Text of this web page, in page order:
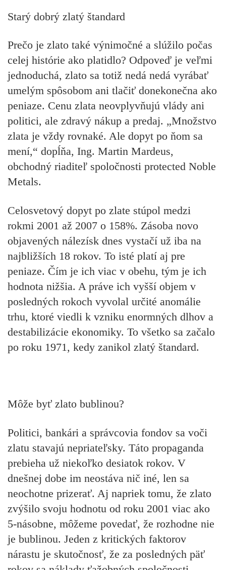
Starý dobrý zlatý štandard
Prečo je zlato také výnimočné a slúžilo počas
celej histórie ako platidlo? Odpoveď je veľmi
jednoduchá, zlato sa totiž nedá nedá vyrábať
umelým spôsobom ani tlačiť donekonečna ako
peniaze. Cenu zlata neovplyvňujú vlády ani
politici, ale zdravý nákup a predaj. „Množstvo
zlata je vždy rovnaké. Ale dopyt po ňom sa
mení,“ dopĺňa, Ing. Martin Mardeus,
obchodný riaditeľ spoločnosti protected Noble
Metals.
Celosvetový dopyt po zlate stúpol medzi
rokmi 2001 až 2007 o 158%. Zásoba novo
objavených nálezísk dnes vystačí už iba na
najbližších 18 rokov. To isté platí aj pre
peniaze. Čím je ich viac v obehu, tým je ich
hodnota nižšia. A práve ich vyšší objem v
posledných rokoch vyvolal určité anomálie
trhu, ktoré viedli k vzniku enormných dlhov a
destabilizácie ekonomiky. To všetko sa začalo
po roku 1971, kedy zanikol zlatý štandard.
Môže byť zlato bublinou?
Politici, bankári a správcovia fondov sa voči
zlatu stavajú nepriateľsky. Táto propaganda
prebieha už niekoľko desiatok rokov. V
dnešnej dobe im neostáva nič iné, len sa
neochotne prizerať. Aj napriek tomu, že zlato
zvýšilo svoju hodnotu od roku 2001 viac ako
5-násobne, môžeme povedať, že rozhodne nie
je bublinou. Jeden z kritických faktorov
nárastu je skutočnosť, že za posledných päť